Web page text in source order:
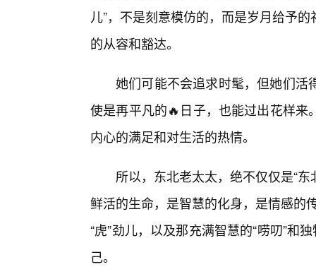
儿”，不是刻意模仿的，而是岁月给予
的从容和豁达。
她们可能不会追求时髦，但她们活
使是再平凡的🔥日子，也能过出花样
内心的满足和对生活的热情。
所以，东北老太太，绝不仅仅是“
鲜活的生命，是智慧的化身，是情感的
“虎”劲儿，以及那充满智慧的“唠叨”和
己。